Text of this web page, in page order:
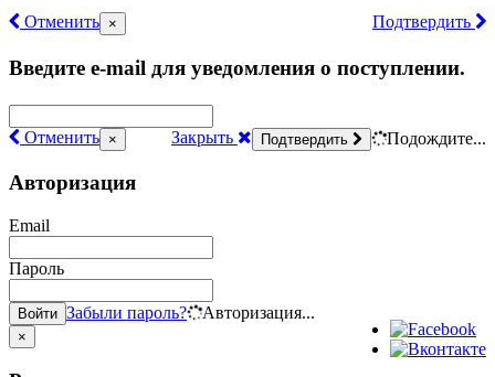
Отменить Подтвердить
×
Введите e-mail для уведомления о поступлении.
Отменить Подтвердить Подождите...
Закрыть
×
Авторизация
Email
Пароль
Войти Забыли пароль? Авторизация...
×